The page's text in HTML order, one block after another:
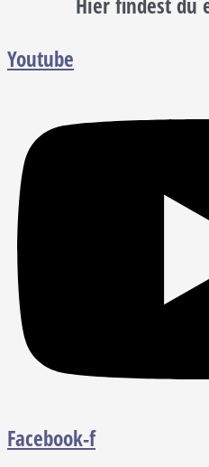
Hier findest du
Youtube
Facebook-f